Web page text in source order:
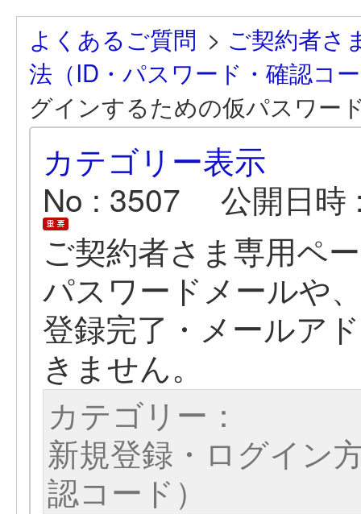
よくあるご質問 > ご契約者さ
法（ID・パスワード・確認コ
グインするための仮パスワー
カテゴリー表示
No : 3507
公開日時
ご契約者さま専用ペ
パスワードメールや
登録完了・メールア
きません。
カテゴリー：
新規登録・ログイン
認コード）